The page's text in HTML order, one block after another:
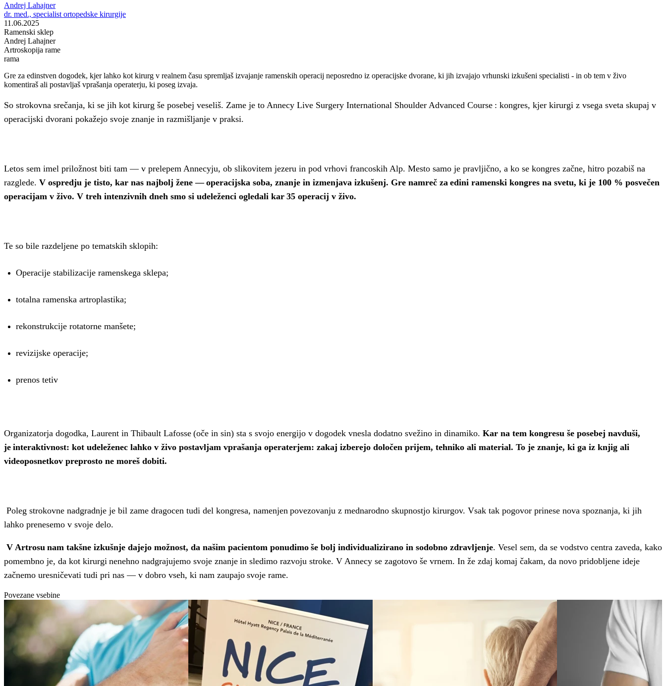
Andrej Lahajner
dr. med., specialist ortopedske kirurgije
11.06.2025
Ramenski sklep
Andrej Lahajner
Artroskopija rame
rama
Gre za edinstven dogodek, kjer lahko kot kirurg v realnem času spremljaš izvajanje ramenskih operacij neposredno iz operacijske dvorane, ki jih izvajajo vrhunski izkušeni specialisti - in ob tem v živo
komentiraš ali postavljaš vprašanja operaterju, ki poseg izvaja.
So strokovna srečanja, ki se jih kot kirurg še posebej veseliš. Zame je to Annecy Live Surgery International Shoulder Advanced Course : kongres, kjer kirurgi z vsega sveta skupaj v
operacijski dvorani pokažejo svoje znanje in razmišljanje v praksi.
Letos sem imel priložnost biti tam — v prelepem Annecyju, ob slikovitem jezeru in pod vrhovi francoskih Alp. Mesto samo je pravljično, a ko se kongres začne, hitro pozabiš na
razglede. V ospredju je tisto, kar nas najbolj žene — operacijska soba, znanje in izmenjava izkušenj. Gre namreč za edini ramenski kongres na svetu, ki je 100 % posvečen
operacijam v živo. V treh intenzivnih dneh smo si udeleženci ogledali kar 35 operacij v živo.
Te so bile razdeljene po tematskih sklopih:
Operacije stabilizacije ramenskega sklepa;
totalna ramenska artroplastika;
rekonstrukcije rotatorne manšete;
revizijske operacije;
prenos tetiv
Organizatorja dogodka, Laurent in Thibault Lafosse (oče in sin) sta s svojo energijo v dogodek vnesla dodatno svežino in dinamiko. Kar na tem kongresu še posebej navduši,
je interaktivnost: kot udeleženec lahko v živo postavljam vprašanja operaterjem: zakaj izberejo določen prijem, tehniko ali material. To je znanje, ki ga iz knjig ali
videoposnetkov preprosto ne moreš dobiti.
Poleg strokovne nadgradnje je bil zame dragocen tudi del kongresa, namenjen povezovanju z mednarodno skupnostjo kirurgov. Vsak tak pogovor prinese nova spoznanja, ki jih
lahko prenesemo v svoje delo.
V Artrosu nam takšne izkušnje dajejo možnost, da našim pacientom ponudimo še bolj individualizirano in sodobno zdravljenje. Vesel sem, da se vodstvo centra zaveda, kako
pomembno je, da kot kirurgi nenehno nadgrajujemo svoje znanje in sledimo razvoju stroke. V Annecy se zagotovo še vrnem. In že zdaj komaj čakam, da novo pridobljene ideje
začnemo uresničevati tudi pri nas — v dobro vseh, ki nam zaupajo svoje rame.
Povezane vsebine